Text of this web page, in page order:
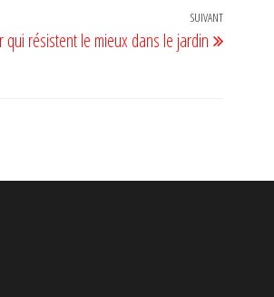
Article
suivant
SUIVANT
qui résistent le mieux dans le jardin